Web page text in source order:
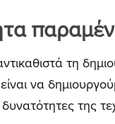
τη
να
δυνατότητες της